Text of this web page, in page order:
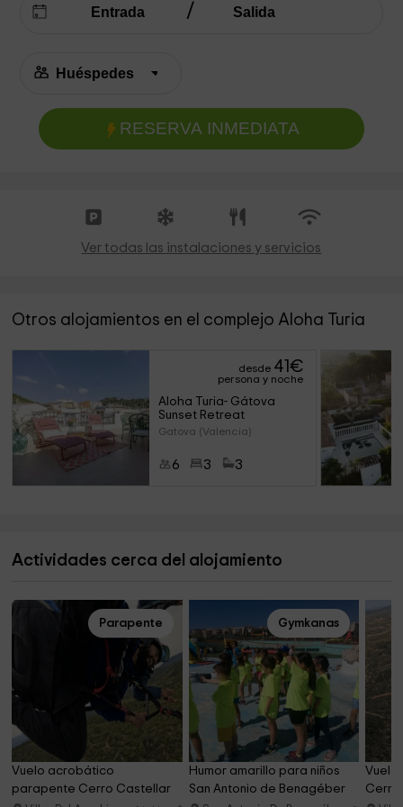
RESERVA INMEDIATA
Ver todas las instalaciones y servicios
Otros alojamientos en el complejo Aloha Turia
desde 41€
persona y noche
Aloha Turia- Gátova
Sunset Retreat
Gatova (Valencia)
6 3 3
Actividades cerca del alojamiento
Parapente
Vuelo acrobático
parapente Cerro Castellar
Gymkanas
Humor amarillo para niños
San Antonio de Benagéber
Vuelo
Cerro